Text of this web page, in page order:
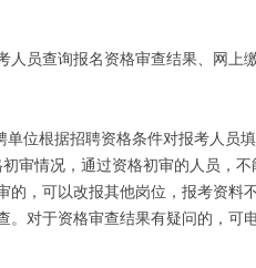
人员查询报名资格审查结果、网上
单位根据招聘资格条件对报考人员
审情况，通过资格初审的人员，不
的，可以改报其他岗位，报考资料
。对于资格审查结果有疑问的，可